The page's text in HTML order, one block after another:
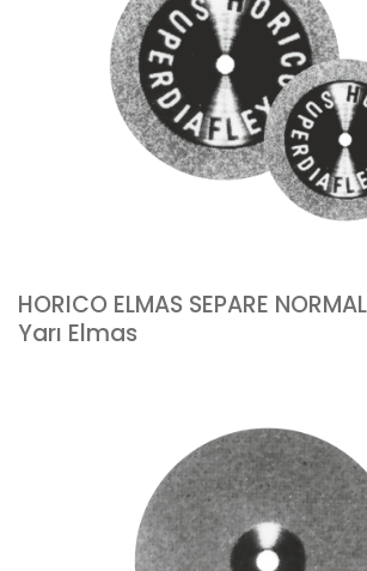
HORICO ELMAS SEPARE
Yarı Elmas